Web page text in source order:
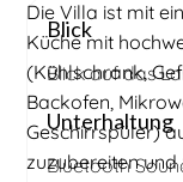
Die Villa ist mit
Küche mit
(Kühlschrank,
Backofen,
Geschirrspüler)
zuzubereiten und
Blick
Blick auf das
Unterhaltung
Bluetooth